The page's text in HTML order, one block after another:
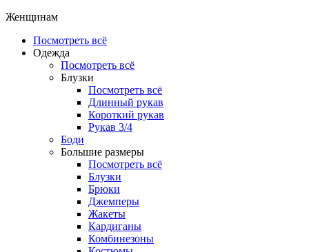
Женщинам
Посмотреть всё
Одежда
Посмотреть всё
Блузки
Посмотреть всё
Длинный рукав
Короткий рукав
Рукав 3/4
Боди
Большие размеры
Посмотреть всё
Блузки
Брюки
Джемперы
Жакеты
Кардиганы
Комбинезоны